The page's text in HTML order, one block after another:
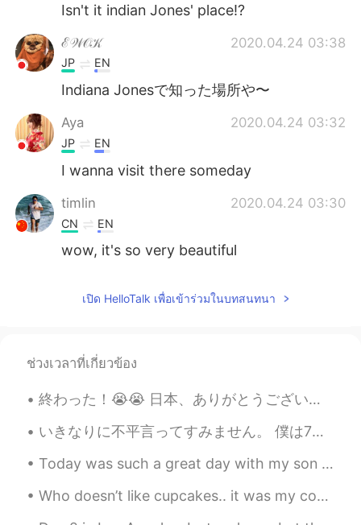
Isn't it indian Jones' place!?
ℰ𝒲𝒪𝒦 2020.04.24 03:38
JP EN
Indiana Jonesで知った場所や〜
Aya 2020.04.24 03:32
JP EN
I wanna visit there someday
timlin 2020.04.24 03:30
CN EN
wow, it's so very beautiful
เปิด HelloTalk เพื่อเข้าร่วมในบทสนทนา
ช่วงเวลาที่เกี่ยวข้อง
終わった！😭😭 日本、ありがとうございました！ 初めての日本旅行で色んな経験できて、美味しい食べ物をいっぱい食べることができて、日本語で多くの人々と話せて、最高に嬉しい！ なんてきれいな国だ！！...
いきなりに不平言ってすみません。 僕は7年以上教えてる。このアプリで英語話す人がとても間違った英語を教えるのが見た。それの間違った教えることので英語を勉強してる人は混乱する。悔しい。すべての英語...
Today was such a great day with my son and best friend. We went out to eat today (our state final...
Who doesn’t like cupcakes.. it was my co-workers birthday and I thought I’d share these beautiful...